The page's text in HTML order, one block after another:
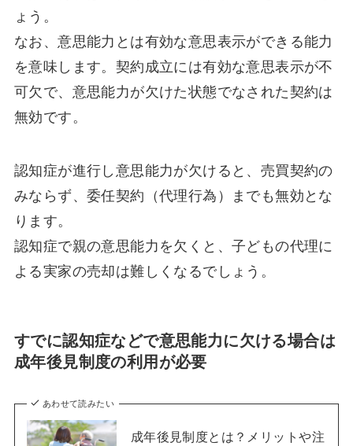
ょう。
なお、意思能力とは有効な意思表示ができる能力
を意味します。契約成立には有効な意思表示が不
可欠で、意思能力が欠けた状態でなされた契約は
無効です。
認知症が進行し意思能力が欠けると、売買契約の
みならず、委任契約（代理行為）までも無効とな
ります。
認知症で親の意思能力を欠くと、子どもの代理に
よる実家の売却は難しくなるでしょう。
すでに認知症などで意思能力に欠ける場合は
成年後見制度の利用が必要
あわせて読みたい
成年後見制度とは？メリットや注